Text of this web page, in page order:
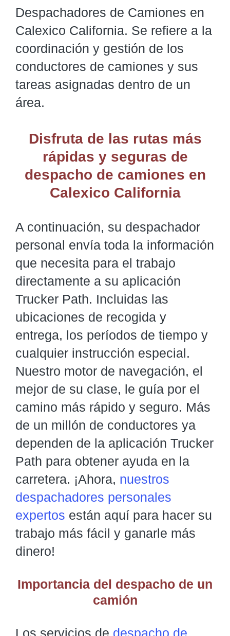
Despachadores de Camiones en
Calexico California. Se refiere a la
coordinación y gestión de los
conductores de camiones y sus
tareas asignadas dentro de un
área.
Disfruta de las rutas más
rápidas y seguras de
despacho de camiones en
Calexico California
A continuación, su despachador
personal envía toda la información
que necesita para el trabajo
directamente a su aplicación
Trucker Path. Incluidas las
ubicaciones de recogida y
entrega, los períodos de tiempo y
cualquier instrucción especial.
Nuestro motor de navegación, el
mejor de su clase, le guía por el
camino más rápido y seguro. Más
de un millón de conductores ya
dependen de la aplicación Trucker
Path para obtener ayuda en la
carretera. ¡Ahora, nuestros
despachadores personales
expertos están aquí para hacer su
trabajo más fácil y ganarle más
dinero!
Importancia del despacho de un
camión
Los servicios de despacho de